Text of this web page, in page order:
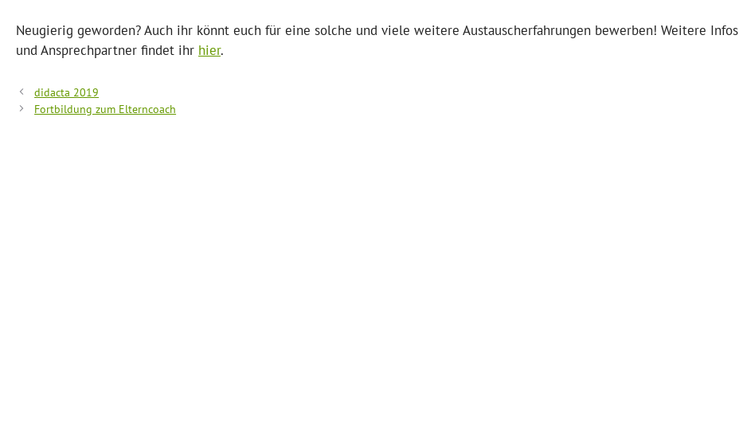
Neugierig geworden? Auch ihr könnt euch für eine solche und viele weitere Austauscherfahrungen bewerben! Weitere Infos
und Ansprechpartner findet ihr hier.
didacta 2019
Fortbildung zum Elterncoach